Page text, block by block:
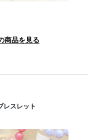
商品を見る
スレット